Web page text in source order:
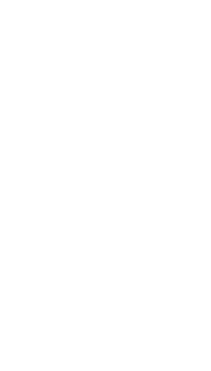
Bildsprache, bietet
die in den
und markanten